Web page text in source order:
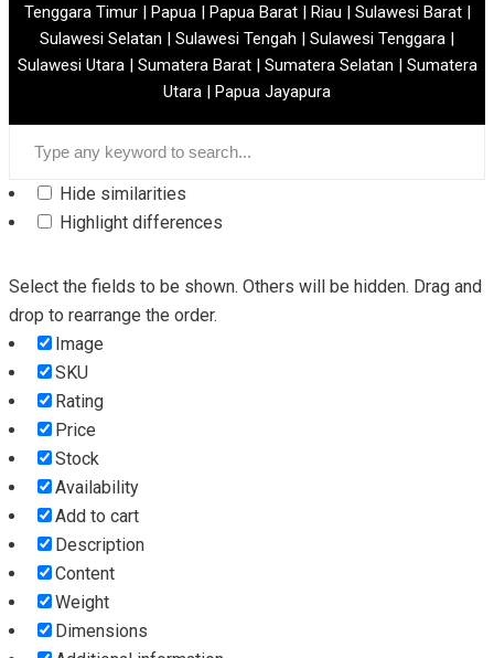
Tenggara Timur | Papua | Papua Barat | Riau | Sulawesi Barat |
Sulawesi Selatan | Sulawesi Tengah | Sulawesi Tenggara |
Sulawesi Utara | Sumatera Barat | Sumatera Selatan | Sumatera
Utara | Papua Jayapura
Hide similarities
Highlight differences
Select the fields to be shown. Others will be hidden. Drag and
drop to rearrange the order.
Image
SKU
Rating
Price
Stock
Availability
Add to cart
Description
Content
Weight
Dimensions